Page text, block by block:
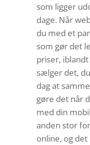
som ligger
dage. Når
du med et
som gør det
priser,
sælger det,
dag at
gøre det når
med din
anden stor
online, og